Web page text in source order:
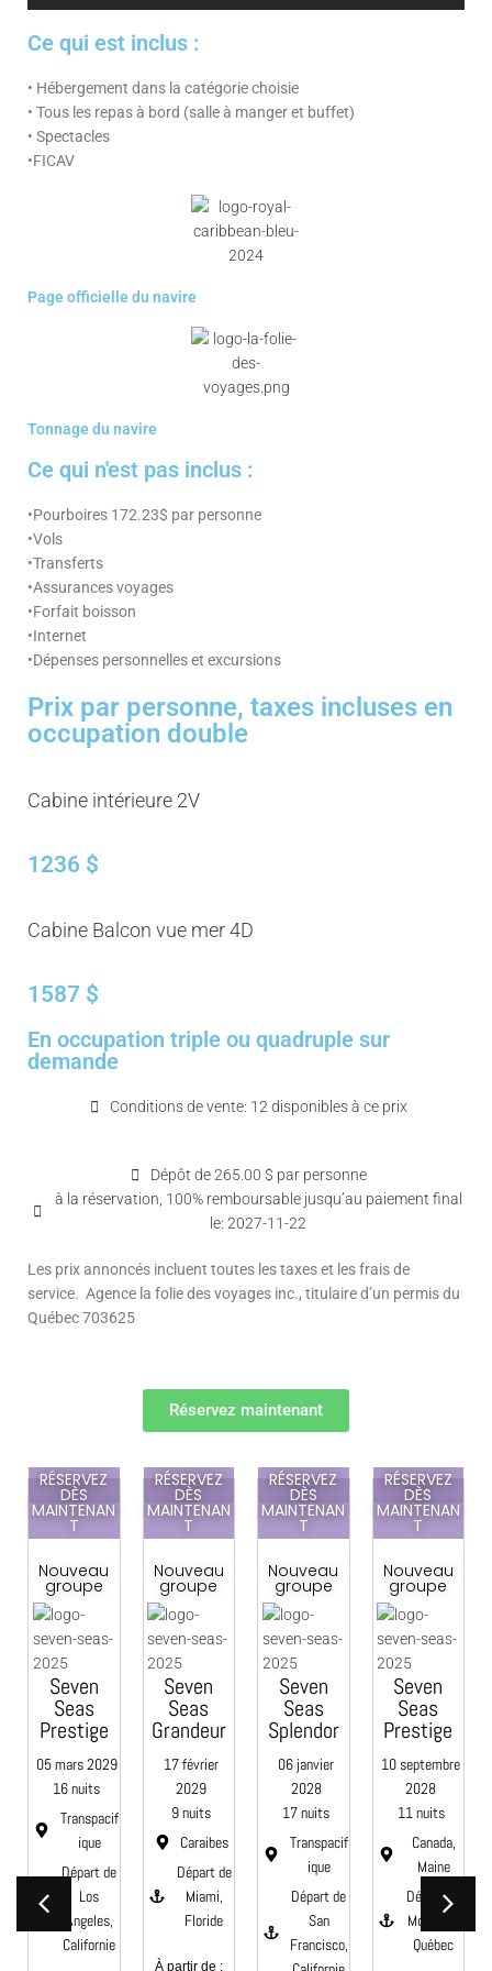
Ce qui est inclus :
• Hébergement dans la catégorie choisie
• Tous les repas à bord (salle à manger et buffet)
• Spectacles
•FICAV
Page officielle du navire
Tonnage du navire
Ce qui n'est pas inclus :
•Pourboires 172.23$ par personne
•Vols
•Transferts
•Assurances voyages
•Forfait boisson
•Internet
•Dépenses personnelles et excursions
Prix par personne, taxes incluses en
occupation double
Cabine intérieure 2V
1236 $
Cabine Balcon vue mer 4D
1587 $
En occupation triple ou quadruple sur
demande
Conditions de vente: 12 disponibles à ce prix
Dépôt de 265.00 $ par personne
à la réservation, 100% remboursable jusqu’au paiement final
le: 2027-11-22
Les prix annoncés incluent toutes les taxes et les frais de
service. Agence la folie des voyages inc., titulaire d’un permis du
Québec 703625
Réservez maintenant
RÉSERVEZ
DÈS
MAINTENAN
Nouveau
groupe
Seven
Seas
Grandeur
17 février
2029
9 nuits
Caraibes
Départ de
Miami,
Floride
RÉSERVEZ
DÈS
MAINTENAN
Nouveau
groupe
Seven
Seas
Splendor
06 janvier
2028
17 nuits
Transpacif
ique
Départ de
San
RÉSERVEZ
DÈS
MAINTENAN
Nouveau
groupe
Seven
Seas
Prestige
10 septembre
2028
11 nuits
Canada,
Maine
Départ de
Montréal,
Québec
RÉSERVEZ
DÈS
T
Nouveau
groupe
Seven
Seas
Mariner
14 octobre
14 nuits
Transatlan
tique
Départ de